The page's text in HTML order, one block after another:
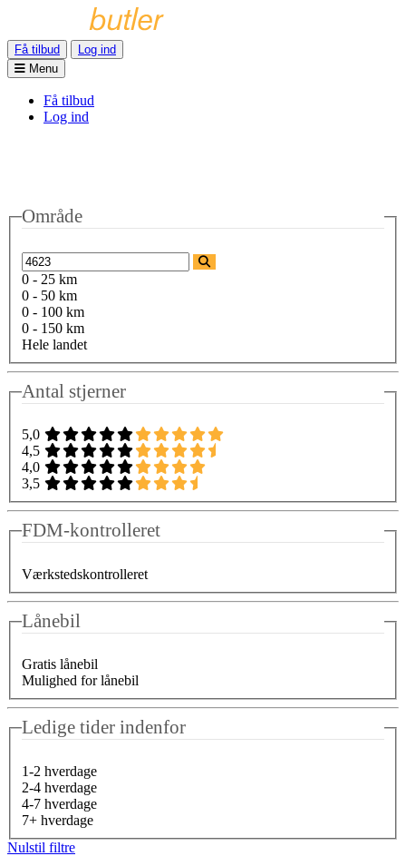
Få tilbud
Log ind
Menu
Få tilbud
Log ind
Område
0 - 25 km
0 - 50 km
0 - 100 km
0 - 150 km
Hele landet
Antal stjerner
5,0
4,5
4,0
3,5
FDM-kontrolleret
Værkstedskontrolleret
Lånebil
Gratis lånebil
Mulighed for lånebil
Ledige tider indenfor
1-2 hverdage
2-4 hverdage
4-7 hverdage
7+ hverdage
Nulstil filtre